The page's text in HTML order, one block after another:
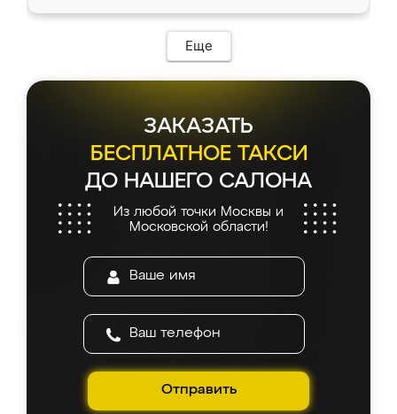
Еще
ЗАКАЗАТЬ
БЕСПЛАТНОЕ ТАКСИ
ДО НАШЕГО САЛОНА
Из любой точки Москвы и
Московской области!
Отправить